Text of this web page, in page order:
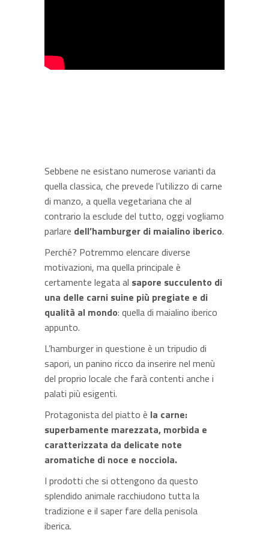
Sebbene ne esistano numerose varianti da
quella classica, che prevede l’utilizzo di carne
di manzo, a quella vegetariana che al
contrario la esclude del tutto, oggi vogliamo
parlare dell’hamburger di maialino iberico.
Perché? Potremmo elencare diverse
motivazioni, ma quella principale è
certamente legata al sapore succulento di
una delle carni suine più pregiate e di
qualità al mondo: quella di maialino iberico
appunto.
L’hamburger in questione è un tripudio di
sapori, un panino ricco da inserire nel menù
del proprio locale che farà contenti anche i
palati più esigenti.
Protagonista del piatto è la carne:
superbamente marezzata, morbida e
caratterizzata da delicate note
aromatiche di noce e nocciola.
I prodotti che si ottengono da questo
splendido animale racchiudono tutta la
tradizione e il saper fare della penisola
iberica.